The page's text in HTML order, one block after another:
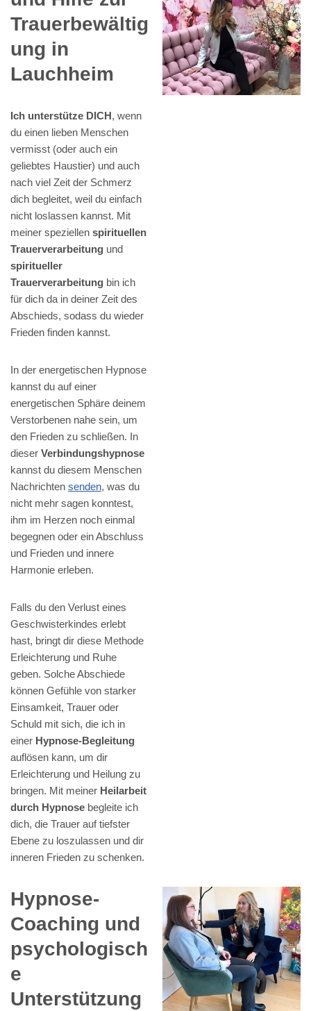
Trauerbewältig
ung in
Lauchheim
Ich unterstütze DICH, wenn
du einen lieben Menschen
vermisst (oder auch ein
geliebtes Haustier) und auch
nach viel Zeit der Schmerz
dich begleitet, weil du einfach
nicht loslassen kannst. Mit
meiner speziellen spirituellen
Trauerverarbeitung und
spiritueller
Trauerverarbeitung bin ich
für dich da in deiner Zeit des
Abschieds, sodass du wieder
Frieden finden kannst.
In der energetischen Hypnose
kannst du auf einer
energetischen Sphäre deinem
Verstorbenen nahe sein, um
den Frieden zu schließen. In
dieser Verbindungshypnose
kannst du diesem Menschen
Nachrichten senden, was du
nicht mehr sagen konntest,
ihm im Herzen noch einmal
begegnen oder ein Abschluss
und Frieden und innere
Harmonie erleben.
Falls du den Verlust eines
Geschwisterkindes erlebt
hast, bringt dir diese Methode
Erleichterung und Ruhe
geben. Solche Abschiede
können Gefühle von starker
Einsamkeit, Trauer oder
Schuld mit sich, die ich in
einer Hypnose-Begleitung
auflösen kann, um dir
Erleichterung und Heilung zu
bringen. Mit meiner Heilarbeit
durch Hypnose begleite ich
dich, die Trauer auf tiefster
Ebene zu loszulassen und dir
inneren Frieden zu schenken.
Hypnose-
Coaching und
psychologisch
e
Unterstützung